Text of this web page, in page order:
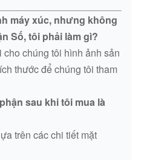
máy xúc, nhưng không
Số, tôi phải làm gì?
chúng tôi hình ảnh sản
thước để chúng tôi tham
sau khi tôi mua là
trên các chi tiết mặt